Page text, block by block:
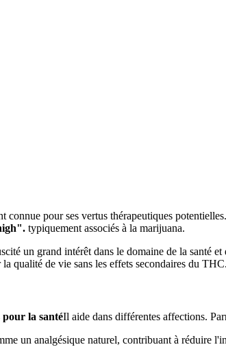
connue pour ses vertus thérapeutiques
typiquement associés à la marijuana.
un grand intérêt dans le domaine de la santé
qualité de vie sans les effets secondaires du THC.
la santéIl aide dans différentes affections.
un analgésique naturel, contribuant à réduire